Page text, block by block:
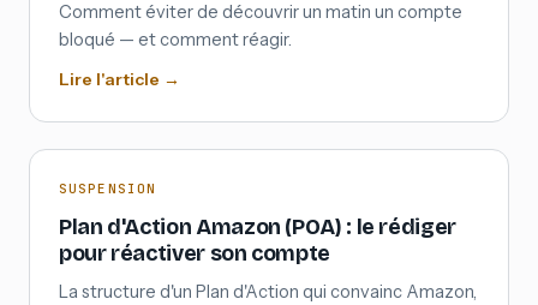
Comment éviter de découvrir un matin un compte
bloqué — et comment réagir.
Lire l'article →
SUSPENSION
Plan d'Action Amazon (POA) : le rédiger
pour réactiver son compte
La structure d'un Plan d'Action qui convainc Amazon,